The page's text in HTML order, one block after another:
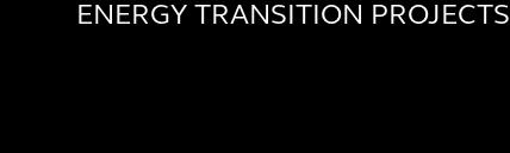
ENERGY TRANSITION PROJECTS